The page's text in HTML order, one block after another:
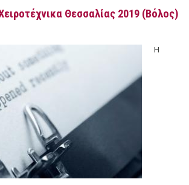
Θεσσαλίας 2019 (Βόλος)
Η